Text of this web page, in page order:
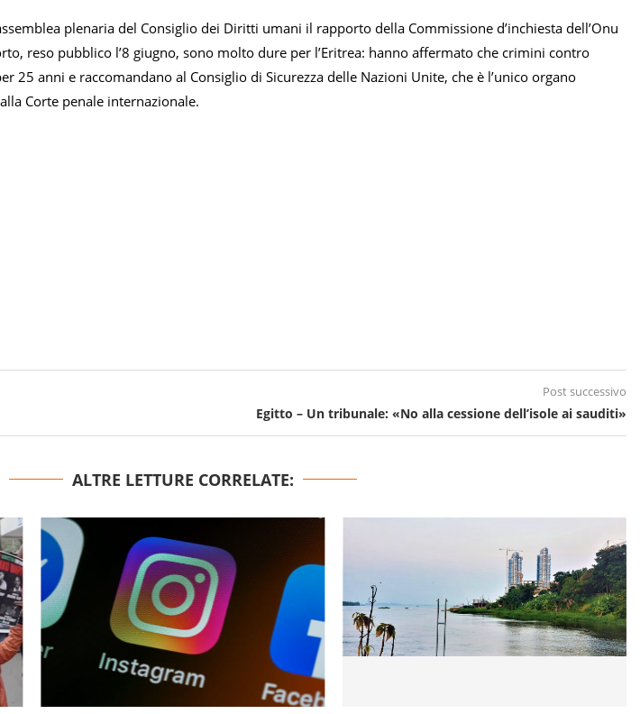
plenaria del Consiglio dei Diritti umani il rapporto della Commissione d’inchiesta dell’Onu
reso pubblico l’8 giugno, sono molto dure per l’Eritrea: hanno affermato che crimini contro
25 anni e raccomandano al Consiglio di Sicurezza delle Nazioni Unite, che è l’unico organo
Corte penale internazionale.
Post successivo
Egitto – Un tribunale: «No alla cessione dell’isole ai sauditi»
ALTRE LETTURE CORRELATE: